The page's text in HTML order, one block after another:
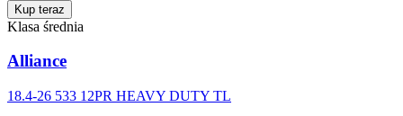
Kup teraz
Klasa średnia
Alliance
18.4-26 533 12PR HEAVY DUTY TL